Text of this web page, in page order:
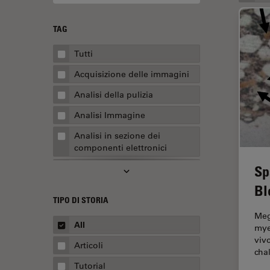
TAG
Tutti
Acquisizione delle immagini
Analisi della pulizia
Analisi Immagine
Analisi in sezione dei
componenti elettronici
Analisi multiplex spaziale
AR Surgery
Assemblaggio
TIPO DI STORIA
All
Articoli
Tutorial